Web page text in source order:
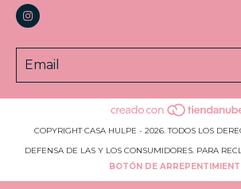
COPYRIGHT CASA HULPE - 2026. TODOS LOS
DEFENSA DE LAS Y LOS CONSUMIDORES. PARA
BOTÓN DE